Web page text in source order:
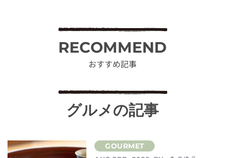
RECOMMEND
おすすめ記事
グルメの記事